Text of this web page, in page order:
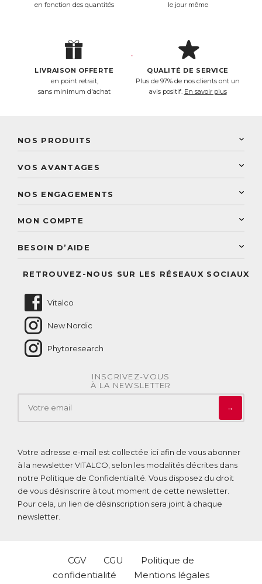
en fonction des quantités
le jour même
LIVRAISON OFFERTE
en point retrait,
sans minimum d'achat
QUALITÉ DE SERVICE
Plus de 97% de nos clients ont un
avis positif. En savoir plus
NOS PRODUITS
Laboratoire Landais
Découvrez le catalogue
VOS AVANTAGES
Paiement sécurisé
Conseils personnalisés
NOS ENGAGEMENTS
Conseil personnalisé
MON COMPTE
BESOIN D’AIDE
RETROUVEZ-NOUS SUR LES RÉSEAUX SOCIAUX
Vitalco
New Nordic
Phytoresearch
INSCRIVEZ-VOUS
À LA NEWSLETTER
→
Votre adresse e-mail est collectée ici afin de vous abonner
à la newsletter VITALCO, selon les modalités décrites dans
notre Politique de Confidentialité . Vous disposez du droit
de vous désinscrire à tout moment de cette newsletter.
Pour cela, un lien de désinscription sera joint à chaque
newsletter.
CGV CGU
Politique de
confidentialité
Mentions légales